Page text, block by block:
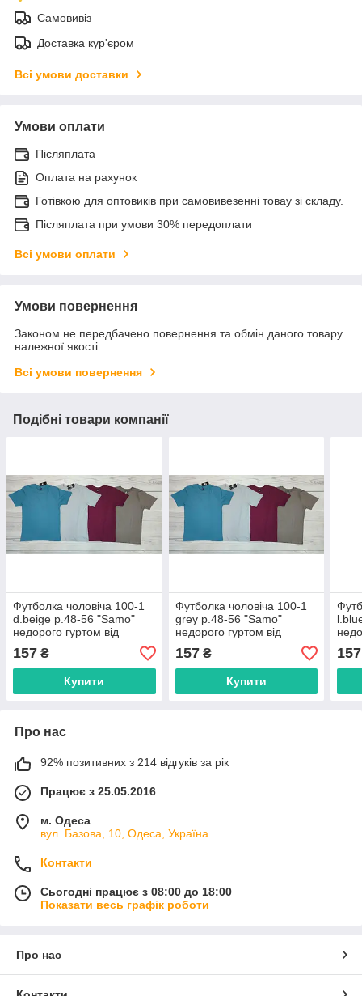
Самовивіз
Доставка кур'єром
Всі умови доставки
Умови оплати
Післяплата
Оплата на рахунок
Готівкою для оптовиків при самовивезенні товау зі складу.
Післяплата при умови 30% передоплати
Всі умови оплати
Умови повернення
Законом не передбачено повернення та обмін даного товару
належної якості
Всі умови повернення
Подібні товари компанії
Футболка чоловіча 100-1
d.beige р.48-56 "Samo"
недорого гуртом від
прямого постачальника
157 ₴
Купити
Футболка чоловіча 100-1
grey р.48-56 "Samo"
недорого гуртом від
прямого постачальника
157₴
Купити
157
Про нас
92% позитивних з 214 відгуків за рік
Працює з 25.05.2016
м. Одеса
вул. Базова, 10, Одеса, Україна
Контакти
Сьогодні працює з 08:00 до 18:00
Показати весь графік роботи
Про нас